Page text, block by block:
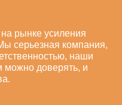
рынке усиления
серьезная компания,
наши
можно доверять, и